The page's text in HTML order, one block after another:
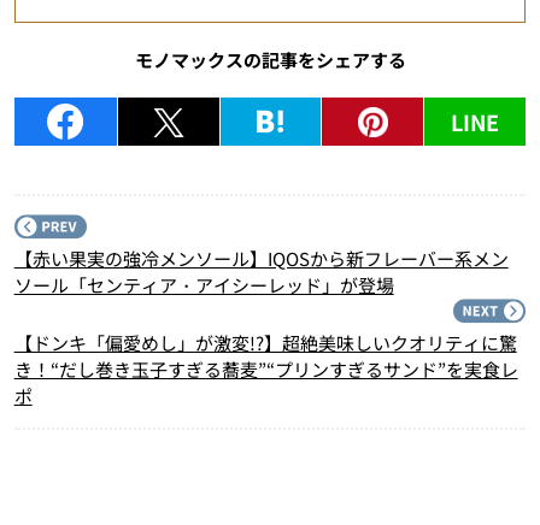
モノマックスの記事をシェアする
LINE
【赤い果実の強冷メンソール】IQOSから新フレーバー系メン
ソール「センティア・アイシーレッド」が登場
【ドンキ「偏愛めし」が激変!?】超絶美味しいクオリティに驚
き！“だし巻き玉子すぎる蕎麦”“プリンすぎるサンド”を実食レ
ポ